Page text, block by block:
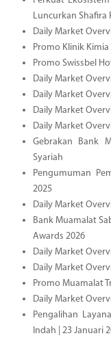
Luncurkan Shafira
Daily Market
Promo Klinik
Promo Swissbel
Daily Market
Daily Market
Daily Market
Daily Market
Gebrakan Bank
Syariah
Pengumuman
2025
Daily Market
Bank Muamalat
Awards 2026
Daily Market
Daily Market
Promo Muamalat
Daily Market
Pengalihan
Indah | 23 Januari